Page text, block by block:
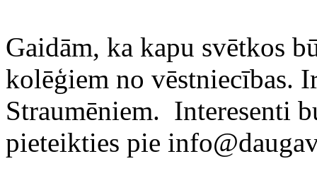
Gaidām, ka kapu svētkos
kolēģiem no vēstniecības.
Straumēniem. Interesenti
pieteikties pie